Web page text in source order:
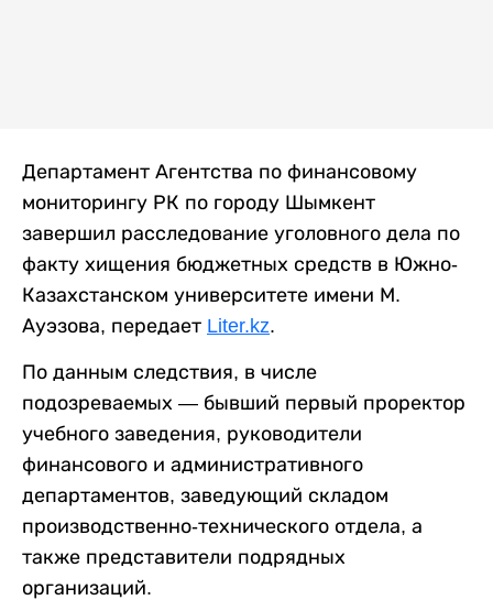
Департамент Агентства по финансовому
мониторингу РК по городу Шымкент
завершил расследование уголовного дела по
факту хищения бюджетных средств в Южно-
Казахстанском университете имени М.
Ауэзова, передает Liter.kz.
По данным следствия, в числе
подозреваемых — бывший первый проректор
учебного заведения, руководители
финансового и административного
департаментов, заведующий складом
производственно-технического отдела, а
также представители подрядных
организаций.